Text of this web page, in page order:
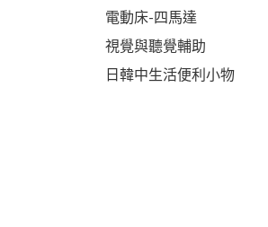
電動床-四馬達
視覺與聽覺輔助
日韓中生活便利小物